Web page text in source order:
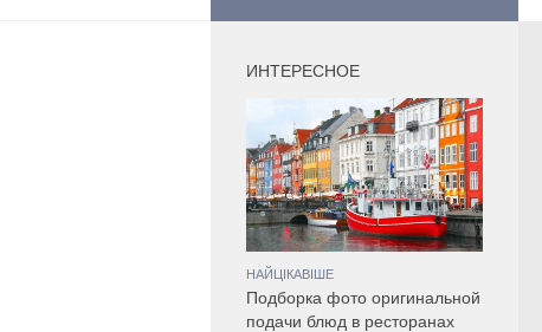
ИНТЕРЕСНОЕ
НАЙЦІКАВІШЕ
Подборка фото оригинальной
подачи блюд в ресторанах